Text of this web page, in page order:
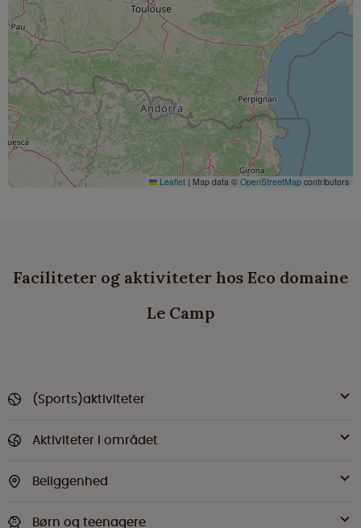
Leaflet | Map data © OpenStreetMap contributors
Faciliteter og aktiviteter hos Eco domaine
Le Camp
(Sports)aktiviteter
Aktiviteter i området
Beliggenhed
Børn og teenagere